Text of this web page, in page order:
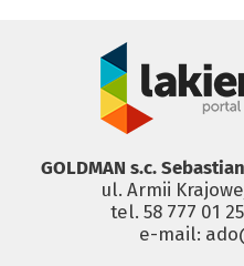
GOLDMAN s.c.
ul. Armii
tel. 58 777 01
e-mail: